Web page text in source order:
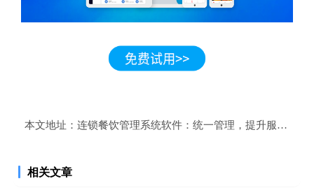
本文地址： 连锁餐饮管理系统软件：统一管理，提升服务质量
相关文章